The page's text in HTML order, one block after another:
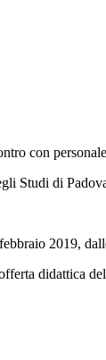
con
Studi di
2019,
didattica